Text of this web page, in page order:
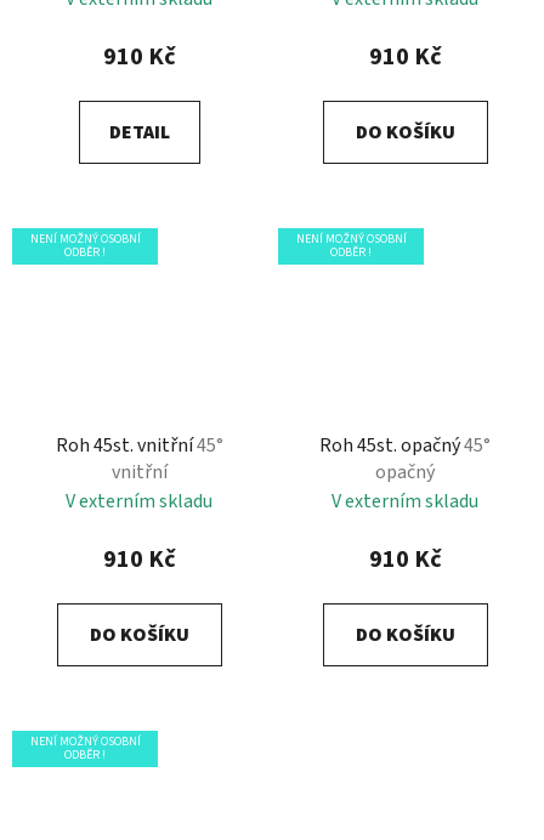
910 Kč
DETAIL
910 Kč
DO KOŠÍKU
NENÍ MOŽNÝ OSOBNÍ
ODBĚR !
Roh 45st. vnitřní45°
vnitřní
V externím skladu
910 Kč
DO KOŠÍKU
NENÍ MOŽNÝ OSOBNÍ
ODBĚR !
Roh 45st. opačný45°
opačný
V externím skladu
910 Kč
DO KOŠÍKU
NENÍ MOŽNÝ OSOBNÍ
ODBĚR !